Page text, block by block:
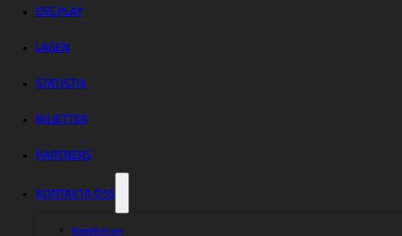
ESS PLAY
LAGEN
STATISTIK
BILJETTER
PARTNERS
KONTAKTA OSS
Kontakta oss